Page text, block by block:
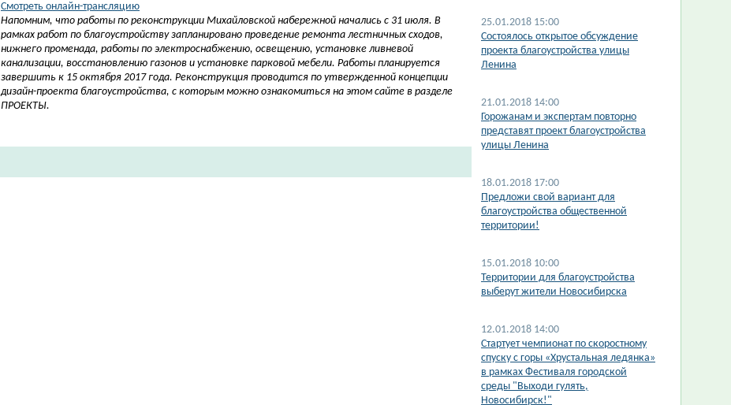
Смотреть онлайн-трансляцию
Напомним, что работы по реконструкции Михайловской набережной начались с 31 июля. В
рамках работ по благоустройству запланировано проведение ремонта лестничных сходов,
нижнего променада, работы по электроснабжению, освещению, установке ливневой
канализации, восстановлению газонов и установке парковой мебели. Работы планируется
завершить к 15 октября 2017 года. Реконструкция проводится по утвержденной концепции
дизайн-проекта благоустройства, с которым можно ознакомиться на этом сайте в разделе
ПРОЕКТЫ.
25.01.2018 15:00
Состоялось открытое обсуждение
проекта благоустройства улицы
Ленина
21.01.2018 14:00
Горожанам и экспертам повторно
представят проект благоустройства
улицы Ленина
18.01.2018 17:00
Предложи свой вариант для
благоустройства общественной
территории!
15.01.2018 10:00
Территории для благоустройства
выберут жители Новосибирска
12.01.2018 14:00
Стартует чемпионат по скоростному
спуску с горы «Хрустальная ледянка»
в рамках Фестиваля городской
среды "Выходи гулять,
Новосибирск!"